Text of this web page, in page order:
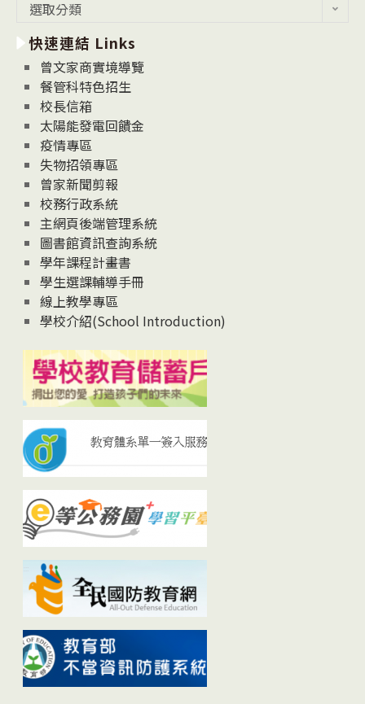
消
息
News
選取分類
快速連結 Links
曾文家商實境導覽
餐管科特色招生
校長信箱
太陽能發電回饋金
疫情專區
失物招領專區
曾家新聞剪報
校務行政系統
主網頁後端管理系統
圖書館資訊查詢系統
學年課程計畫書
學生選課輔導手冊
線上教學專區
學校介紹(School Introduction)